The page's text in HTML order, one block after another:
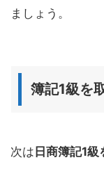
ましょう。
簿記1級を
次は 日商簿記1級